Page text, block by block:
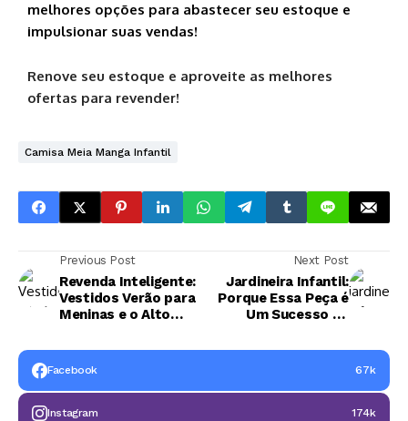
melhores opções para abastecer seu estoque e
impulsionar suas vendas!
Renove seu estoque e aproveite as melhores
ofertas para revender!
Camisa Meia Manga Infantil
Previous Post
Revenda Inteligente:
Vestidos Verão para
Meninas e o Alto
Next Post
Jardineira Infantil:
Porque Essa Peça é
Um Sucesso de
Facebook 67k
Instagram 174k